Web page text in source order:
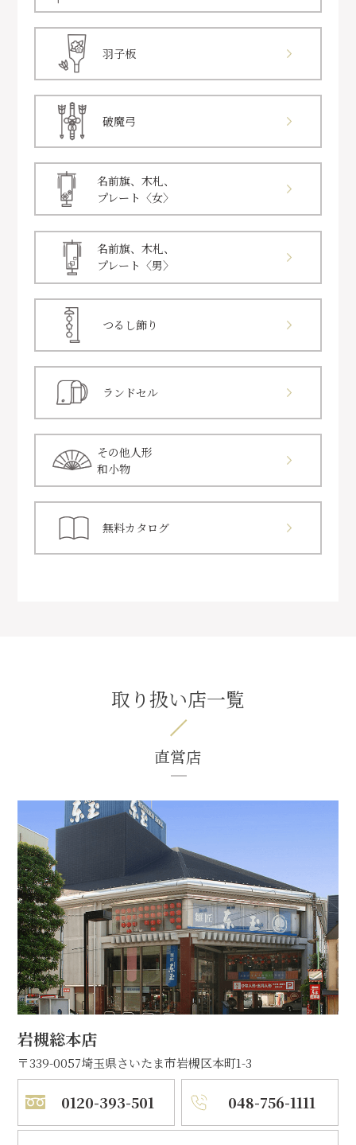
羽子板
破魔弓
名前旗、木札、
プレート〈女〉
名前旗、木札、
プレート〈男〉
つるし飾り
ランドセル
その他人形
和小物
無料カタログ
取り扱い店一覧
直営店
岩槻総本店
〒339-0057埼玉県さいたま市岩槻区本町1-3
0120-393-501 048-756-1111